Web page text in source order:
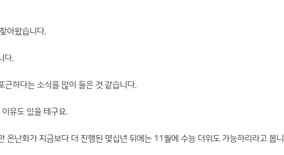
아왔습니다.
다.
근하다는 소식을 많이 들은 것 같습니다.
유도 있을 테구요.
온난화가 지금보다 더 진행된 몇십년 뒤에는 11월에 수능 더위도 가능하리라고 봅